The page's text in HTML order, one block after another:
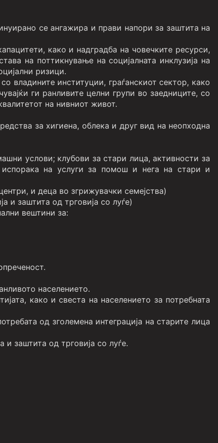
се ангажира и прави напори за заштита на
како и надградба на човечките ресурси,
на поттикнување на социјалната инклузија на
ризици.
владините институции, граѓанскиот сектор, како
ги ранливите целни групи во заедниците, со
на нивниот живот.
за хигиена, облека и друг вид на неопходна
услови; клубови за стари лица, активности за
на услуги за помош и нега на стари и
и деца во згрижувачки семејства)
и заштита од трговија со луѓе)
вештини за:
населението.
како и свеста на населението за потребната
од зголемена интеграција на старите лица
и заштита од трговија со луѓе.